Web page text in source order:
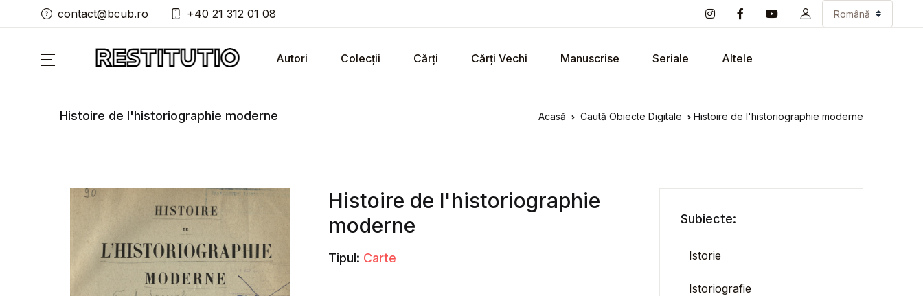
contact@bcub.ro +40 21 312 01 08
Autori Colecții Cărți Cărți Vechi Manuscrise Seriale Altele
Histoire de l'historiographie moderne Acasă Caută Obiecte Digitale Histoire de l'historiographie moderne
Histoire de l'historiographie
moderne
Tipul: Carte
Subiecte:
Istorie
Istoriografie